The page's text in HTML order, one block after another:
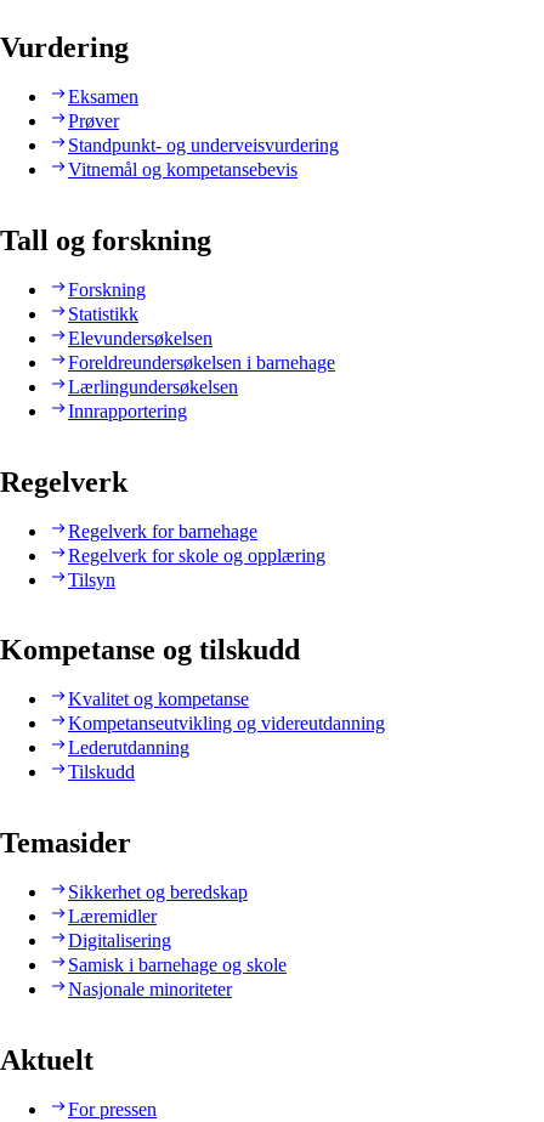
Vurdering
Eksamen
Prøver
Standpunkt- og underveisvurdering
Vitnemål og kompetansebevis
Tall og forskning
Forskning
Statistikk
Elevundersøkelsen
Foreldreundersøkelsen i barnehage
Lærlingundersøkelsen
Innrapportering
Regelverk
Regelverk for barnehage
Regelverk for skole og opplæring
Tilsyn
Kompetanse og tilskudd
Kvalitet og kompetanse
Kompetanseutvikling og videreutdanning
Lederutdanning
Tilskudd
Temasider
Sikkerhet og beredskap
Læremidler
Digitalisering
Samisk i barnehage og skole
Nasjonale minoriteter
Aktuelt
For pressen